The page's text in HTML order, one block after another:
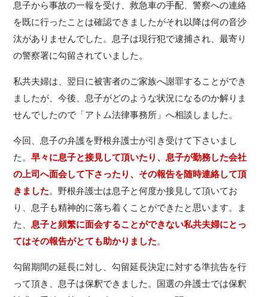
息子から事故の一報を受け、救急車の手配、警察への連絡
を既に行ったことは確認できましたがそれ以降は何の音沙
汰がありませんでした。息子は現行犯で逮捕され、最寄り
の警察署に勾留されていました。
私共夫婦は、翌日に被害者のご家族へ謝罪することができ
ましたが、今後、息子がどのような状況になるのか解りま
せんでしたので「アトム法律事務所」へ相談しました。
今回、息子の弁護を野根弁護士が引き受けて下さいまし
た。早々に息子と接見して頂いたり、息子が勤務した会社
の上司へ面会して下さったり、その報告を随時連絡して頂
きました。野根弁護士は息子と何度か接見して頂いてお
り、息子も精神的に落ち着くことができたと思います。ま
た、息子と頻繁に面会することができない私共夫婦にとっ
てはその報告がとても助かりました。
勾留期間の延長に対し、勾留延長決定に対する準抗告を行
って頂き、息子は保釈できました。国選の弁護士では保釈